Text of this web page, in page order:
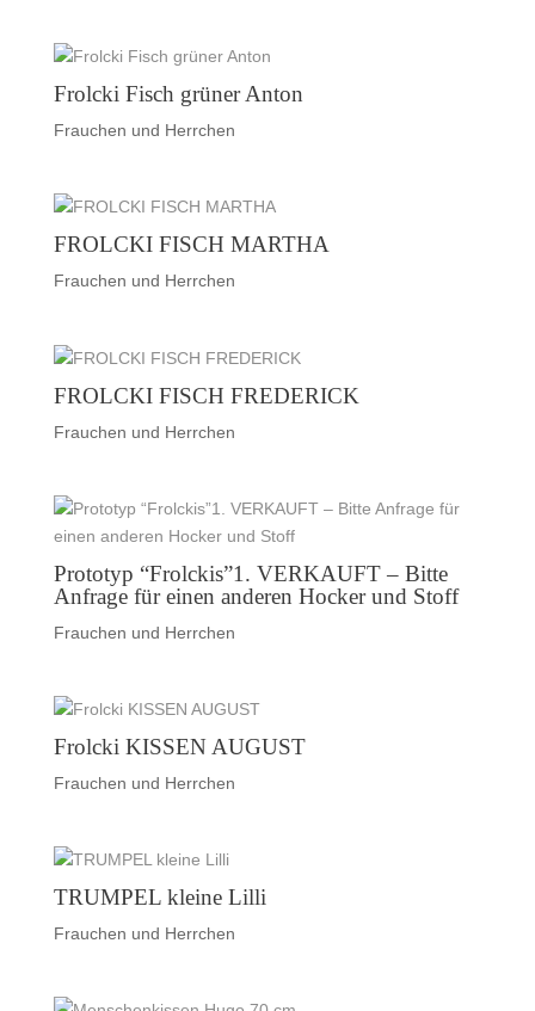
Frolcki Fisch grüner Anton
Frauchen und Herrchen
FROLCKI FISCH MARTHA
Frauchen und Herrchen
FROLCKI FISCH FREDERICK
Frauchen und Herrchen
Prototyp “Frolckis”1. VERKAUFT – Bitte
Anfrage für einen anderen Hocker und Stoff
Frauchen und Herrchen
Frolcki KISSEN AUGUST
Frauchen und Herrchen
TRUMPEL kleine Lilli
Frauchen und Herrchen